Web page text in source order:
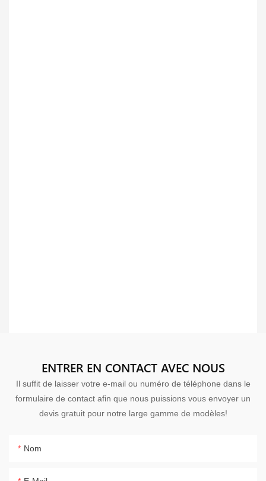
ENTRER EN CONTACT AVEC NOUS
Il suffit de laisser votre e-mail ou numéro de téléphone dans le
formulaire de contact afin que nous puissions vous envoyer un
devis gratuit pour notre large gamme de modèles!
Nom